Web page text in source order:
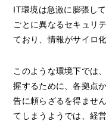
IT環境は急激に膨張し
ごとに異なるセキュリ
ており、情報がサイロ
このような環境下では
握するために、各拠点
告に頼らざるを得ませ
てしまうようでは、経